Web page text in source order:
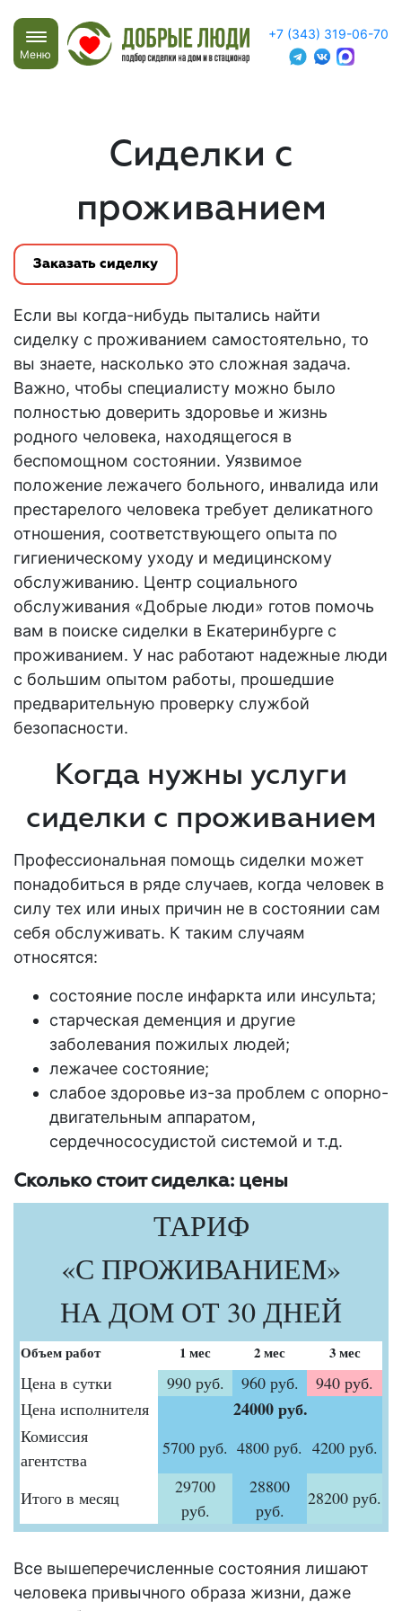
Меню
+7 (343) 319-06-70
Сиделки с
проживанием
Заказать сиделку
Если вы когда-нибудь пытались найти
сиделку с проживанием самостоятельно, то
вы знаете, насколько это сложная задача.
Важно, чтобы специалисту можно было
полностью доверить здоровье и жизнь
родного человека, находящегося в
беспомощном состоянии. Уязвимое
положение лежачего больного, инвалида или
престарелого человека требует деликатного
отношения, соответствующего опыта по
гигиеническому уходу и медицинскому
обслуживанию. Центр социального
обслуживания «Добрые люди» готов помочь
вам в поиске сиделки в Екатеринбурге с
проживанием. У нас работают надежные люди
с большим опытом работы, прошедшие
предварительную проверку службой
безопасности.
Когда нужны услуги
сиделки с проживанием
Профессиональная помощь сиделки может
понадобиться в ряде случаев, когда человек в
силу тех или иных причин не в состоянии сам
себя обслуживать. К таким случаям
относятся:
состояние после инфаркта или инсульта;
старческая деменция и другие
заболевания пожилых людей;
лежачее состояние;
слабое здоровье из-за проблем с опорно-
двигательным аппаратом,
сердечнососудистой системой и т.д.
Сколько стоит сиделка: цены
ТАРИФ
«С ПРОЖИВАНИЕМ»
НА ДОМ ОТ 30 ДНЕЙ
Объем работ 1 мес 2 мес 3 мес
Цена в сутки 990 руб. 960 руб.
940 руб.
Цена исполнителя
24000 руб.
Комиссия
агентства
5700 руб. 4800 руб. 4200 руб.
Итого в месяц
29700
руб.
28800
руб.
28200 руб.
Все вышеперечисленные состояния лишают
человека привычного образа жизни, даже